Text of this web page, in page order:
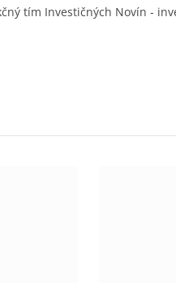
tím Investičných Novín -